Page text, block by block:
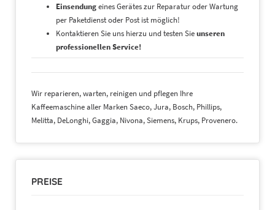
Einsendungeines Gerätes zur Reparatur oder Wartung
per Paketdienst oder Post ist möglich!
Kontaktieren Sie uns hierzu und testen Sieunseren
professionellen Service!
Wir reparieren, warten, reinigen und pflegen Ihre
Kaffeemaschine aller Marken Saeco, Jura, Bosch, Phillips,
Melitta, DeLonghi, Gaggia, Nivona, Siemens, Krups, Provenero.
PREISE